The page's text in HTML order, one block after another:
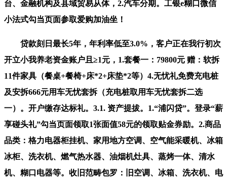
台、金融机构及县域贸易从体，2.汽车分期。工银e糊口微信
小法式勾当页面参取爱购加油坐！
贷款刻日最长5年，年利率低至3.0%，客户正在我行初次
开立小我养老资金账户且≥1元，1.套餐一：79800元 赠：软拆
11件家具（餐桌+餐椅+床*2+床垫*2等）4.无忧礼免费充电桩
及安拆666元用车无忧套拆（充电桩取用车无忧套拆二选
一）。开户缴存达标礼。3.1. 资产提拔。1.“浦闪贷”。登录“薪
享碰头礼”勾当页面领取1张面值58元的领取贴金券励。2.商品
品类：格力电器柜挂机、家用地方空调、空气能采暖机、冰箱
冰柜、洗衣机、燃气热水器、油烟机灶具、蒸烤一体、清水
机、糊口电器等。收旧范畴包罗：旧空调、冰箱、洗衣机、电